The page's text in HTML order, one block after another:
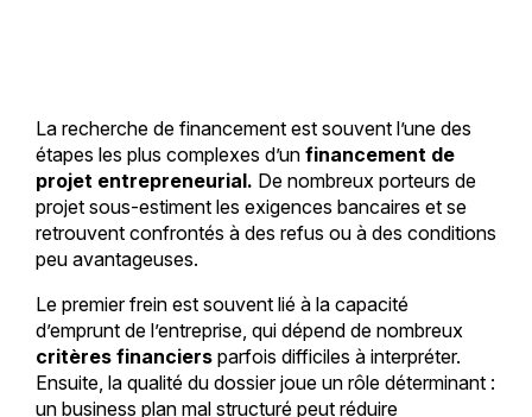
La recherche de financement est souvent l’une des
étapes les plus complexes d’un financement de
projet entrepreneurial. De nombreux porteurs de
projet sous-estiment les exigences bancaires et se
retrouvent confrontés à des refus ou à des conditions
peu avantageuses.
Le premier frein est souvent lié à la capacité
d’emprunt de l’entreprise, qui dépend de nombreux
critères financiersparfois difficiles à interpréter.
Ensuite, la qualité du dossier joue un rôle déterminant :
un business plan mal structuré peut réduire